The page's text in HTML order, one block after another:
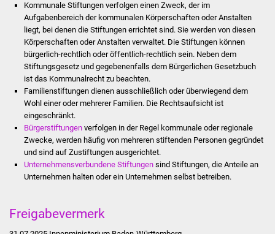
Ansprechpartner
Behördenwegweiser
Stellenangebote
Kontakt
Veröffentlichungen
Ortsrecht
Kommunale Stiftungen verfolgen einen Zweck, der im
Aufgabenbereich der kommunalen Körperschaften oder Anstalten
liegt, bei denen die Stiftungen errichtet sind. Sie werden von diesen
Körperschaften oder Anstalten verwaltet. Die Stiftungen können
bürgerlich-rechtlich oder öffentlich-rechtlich sein. Neben dem
Stiftungsgesetz und gegebenenfalls dem Bürgerlichen Gesetzbuch
ist das Kommunalrecht zu beachten.
Familienstiftungen dienen ausschließlich oder überwiegend dem
Wohl einer oder mehrerer Familien. Die Rechtsaufsicht ist
eingeschränkt.
Bürgerstiftungenverfolgen in der Regel kommunale oder regionale
Zwecke, werden häufig von mehreren stiftenden Personen gegründet
und sind auf Zustiftungen ausgerichtet.
Unternehmensverbundene Stiftungensind Stiftungen, die Anteile an
Unternehmen halten oder ein Unternehmen selbst betreiben.
Freigabevermerk